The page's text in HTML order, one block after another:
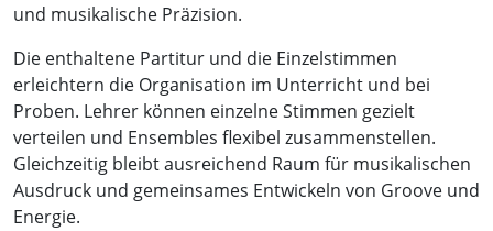
und musikalische Präzision.
Die enthaltene Partitur und die Einzelstimmen
erleichtern die Organisation im Unterricht und bei
Proben. Lehrer können einzelne Stimmen gezielt
verteilen und Ensembles flexibel zusammenstellen.
Gleichzeitig bleibt ausreichend Raum für musikalischen
Ausdruck und gemeinsames Entwickeln von Groove und
Energie.